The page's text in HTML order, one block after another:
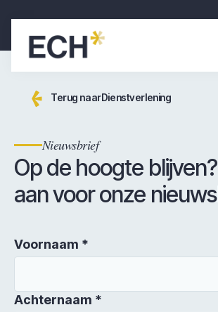
Terug naarDienstverlening
Nieuwsbrief
Op de hoogte
aan voor onze
Voornaam *
Achternaam *